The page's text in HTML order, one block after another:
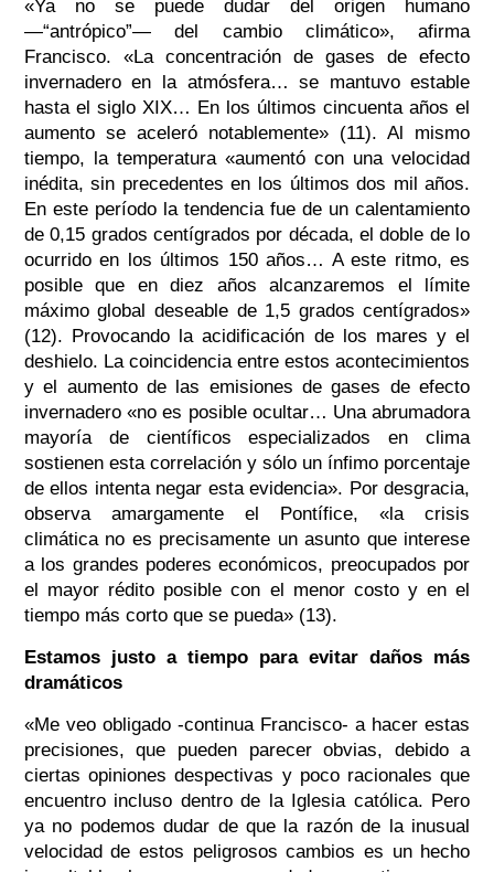
«Ya no se puede dudar del origen humano
—“antrópico”— del cambio climático», afirma
Francisco. «La concentración de gases de efecto
invernadero en la atmósfera… se mantuvo estable
hasta el siglo XIX… En los últimos cincuenta años el
aumento se aceleró notablemente» (11). Al mismo
tiempo, la temperatura «aumentó con una velocidad
inédita, sin precedentes en los últimos dos mil años.
En este período la tendencia fue de un calentamiento
de 0,15 grados centígrados por década, el doble de lo
ocurrido en los últimos 150 años… A este ritmo, es
posible que en diez años alcanzaremos el límite
máximo global deseable de 1,5 grados centígrados»
(12). Provocando la acidificación de los mares y el
deshielo. La coincidencia entre estos acontecimientos
y el aumento de las emisiones de gases de efecto
invernadero «no es posible ocultar… Una abrumadora
mayoría de científicos especializados en clima
sostienen esta correlación y sólo un ínfimo porcentaje
de ellos intenta negar esta evidencia». Por desgracia,
observa amargamente el Pontífice, «la crisis
climática no es precisamente un asunto que interese
a los grandes poderes económicos, preocupados por
el mayor rédito posible con el menor costo y en el
tiempo más corto que se pueda» (13).
Estamos justo a tiempo para evitar daños más
dramáticos
«Me veo obligado -continua Francisco- a hacer estas
precisiones, que pueden parecer obvias, debido a
ciertas opiniones despectivas y poco racionales que
encuentro incluso dentro de la Iglesia católica. Pero
ya no podemos dudar de que la razón de la inusual
velocidad de estos peligrosos cambios es un hecho